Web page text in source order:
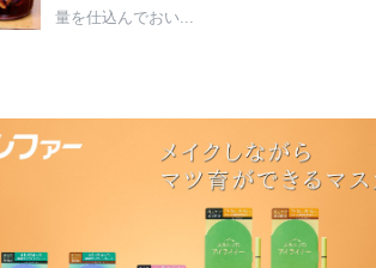
量を仕込んでおい...